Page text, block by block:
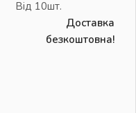
Від 10шт.
Доставка
безкоштовна!